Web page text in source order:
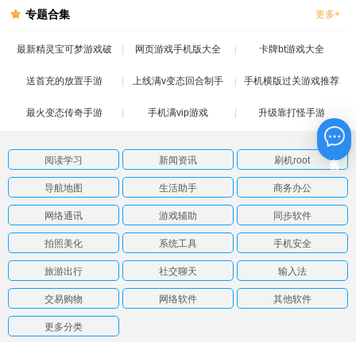
专题合集 更多+
最新精灵宝可梦游戏破
解版
网页游戏手机版大全 卡牌bt游戏大全
送首充的放置手游 上线满v变态回合制手
游
手机横版过关游戏推荐
最火变态传奇手游 手机满vip游戏 升级靠打怪手游
阅读学习 新闻资讯 刷机root
导航地图 生活助手 商务办公
网络通讯 游戏辅助 同步软件
拍照美化 系统工具 手机安全
旅游出行 社交聊天 输入法
交易购物 网络软件 其他软件
更多分类